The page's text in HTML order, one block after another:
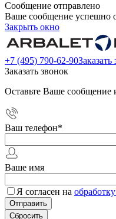
Сообщение отправлено
Ваше сообщение успешно
Закрыть окно
+7 (495) 790-62-90Заказать
Заказать звонок
Оставьте Ваше сообщение
Ваш телефон*
Ваше имя
Я согласен на